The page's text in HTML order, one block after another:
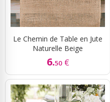
Le Chemin de Table en Jute
Naturelle Beige
6.50 €